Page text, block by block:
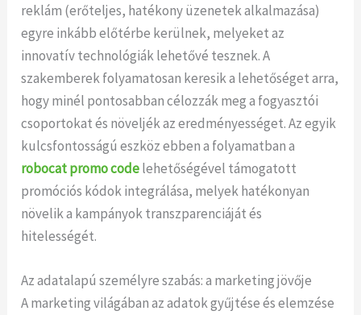
reklám (erőteljes, hatékony üzenetek alkalmazása)
egyre inkább előtérbe kerülnek, melyeket az
innovatív technológiák lehetővé tesznek. A
szakemberek folyamatosan keresik a lehetőséget arra,
hogy minél pontosabban célozzák meg a fogyasztói
csoportokat és növeljék az eredményességet. Az egyik
kulcsfontosságú eszköz ebben a folyamatban a
robocat promo codelehetőségével támogatott
promóciós kódok integrálása, melyek hatékonyan
növelik a kampányok transzparenciáját és
hitelességét.
Az adatalapú személyre szabás: a marketing jövője
A marketing világában az adatok gyűjtése és elemzése